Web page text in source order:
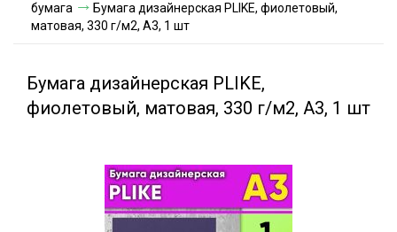
Условия оплаты
Акции и скидки
бумага
Бумага дизайнерская PLIKE, фиолетовый,
матовая, 330 г/м2, А3, 1 шт
Бумага дизайнерская PLIKE,
фиолетовый, матовая, 330 г/м2, А3, 1 шт